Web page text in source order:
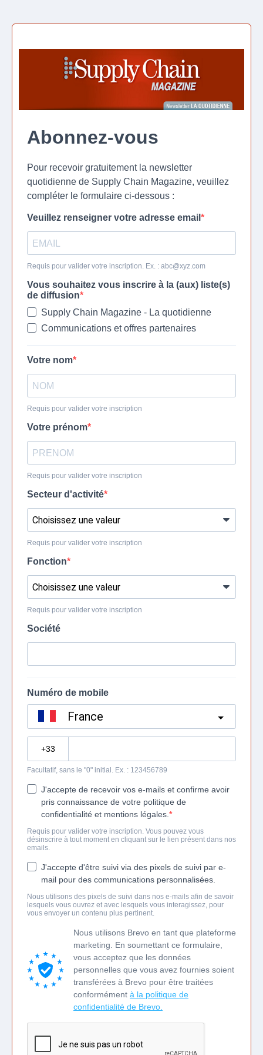
Abonnez-vous
Pour recevoir gratuitement la newsletter
quotidienne de Supply Chain Magazine, veuillez
compléter le formulaire ci-dessous :
Veuillez renseigner votre adresse email
Requis pour valider votre inscription. Ex. : abc@xyz.com
Vous souhaitez vous inscrire à la (aux) liste(s)
de diffusion
Supply Chain Magazine - La quotidienne
Communications et offres partenaires
Votre nom
Requis pour valider votre inscription
Votre prénom
Requis pour valider votre inscription
Secteur d'activité
Requis pour valider votre inscription
Fonction
Requis pour valider votre inscription
Société
Numéro de mobile
France
Facultatif, sans le "0" initial. Ex. : 123456789
J'accepte de recevoir vos e-mails et confirme avoir
pris connaissance de votre politique de
confidentialité et mentions légales.
Requis pour valider votre inscription. Vous pouvez vous
désinscrire à tout moment en cliquant sur le lien présent dans nos
emails.
J'accepte d'être suivi via des pixels de suivi par e-
mail pour des communications personnalisées.
Nous utilisons des pixels de suivi dans nos e-mails afin de savoir
lesquels vous ouvrez et avec lesquels vous interagissez, pour
vous envoyer un contenu plus pertinent.
Nous utilisons Brevo en tant que plateforme
marketing. En soumettant ce formulaire,
vous acceptez que les données
personnelles que vous avez fournies soient
transférées à Brevo pour être traitées
conformément à la politique de
confidentialité de Brevo.